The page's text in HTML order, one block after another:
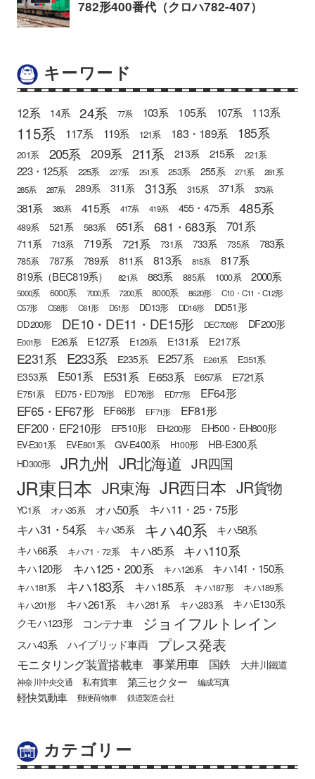
キーワード
12系 14系 24系 77系 103系 105系 107系 113系
115系 117系 119系 121系 183・189系 185系
201系 205系 209系 211系 213系 215系 221系
223・125系 225系 227系 251系 253系 255系 271系
281系
285系
287系 289系 311系 313系 315系 371系 373系
381系 383系 415系 417系 419系 455・475系 485系
489系 521系 583系 651系 681・683系 701系
711系 713系 719系 721系 731系 733系 735系 783系
785系 787系 789系 811系 813系 815系 817系
819系（BEC819系） 821系 883系 885系 1000系 2000系
5000系 6000系 7000系 7200系 8000系 8620形
C10・C11・C12形
C57形
C58形 C61形 D51形 DD13形 DD16形 DD51形
DD200形 DE10・DE11・DE15形 DEC700形 DF200形
E001形 E26系 E127系 E129系 E131系 E217系
E231系 E233系 E235系 E257系 E261系 E351系
E353系 E501系 E531系 E653系 E657系 E721系
E751系 ED75・ED79形 ED76形 ED77形 EF64形
EF65・EF67形 EF66形 EF71形
EF81形
EF200・EF210形
EF510形 EH200形 EH500・EH800形
EV-E301系 EV-E801系 GV-E400系 H100形 HB-E300系
HD300形 JR九州 JR北海道 JR四国
JR東日本 JR東海 JR西日本 JR貨物
YC1系 オハ35系 オハ50系 キハ11・25・75形
キハ31・54系 キハ35系 キハ40系 キハ58系
キハ66系 キハ71・72系 キハ85系 キハ110系
キハ120形 キハ125・200系 キハ126系 キハ141・150系
キハ181系 キハ183系 キハ185系 キハ187形
キハ189系
キハ201形
キハ261系 キハ281系 キハ283系
キハE130系
クモハ123形
コンテナ車 ジョイフルトレイン
スハ43系 ハイブリッド車両 プレス発表
モニタリング装置搭載車 事業用車 国鉄 大井川鐵道
神奈川中央交通 私有貨車 第三セクター 編成写真
軽快気動車 郵便荷物車 鉄道製造会社
カテゴリー